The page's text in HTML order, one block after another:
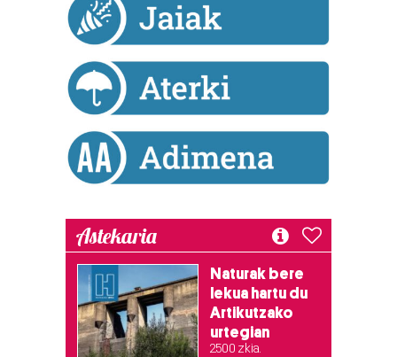
fitxategiak erabiltzen ditu. Zure esperientzia eta
zerbitzuak hobetzeko asmoz, cookie teknologiaz
baliatzen gara. Ohar hau onartuz gero, teknologia hori
erabiltzeko baimen esplizitua ematen diguzu.
Astekaria
Naturak bere
lekua hartu du
Artikutzako
urtegian
2.500 zkia.